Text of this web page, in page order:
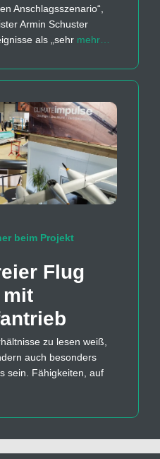
Anschlagsszenario“,
Armin Schuster
als „sehr mehr…
beim Projekt
Flug
mit
zu lesen weiß,
auch besonders
sein. Fähigkeiten, auf